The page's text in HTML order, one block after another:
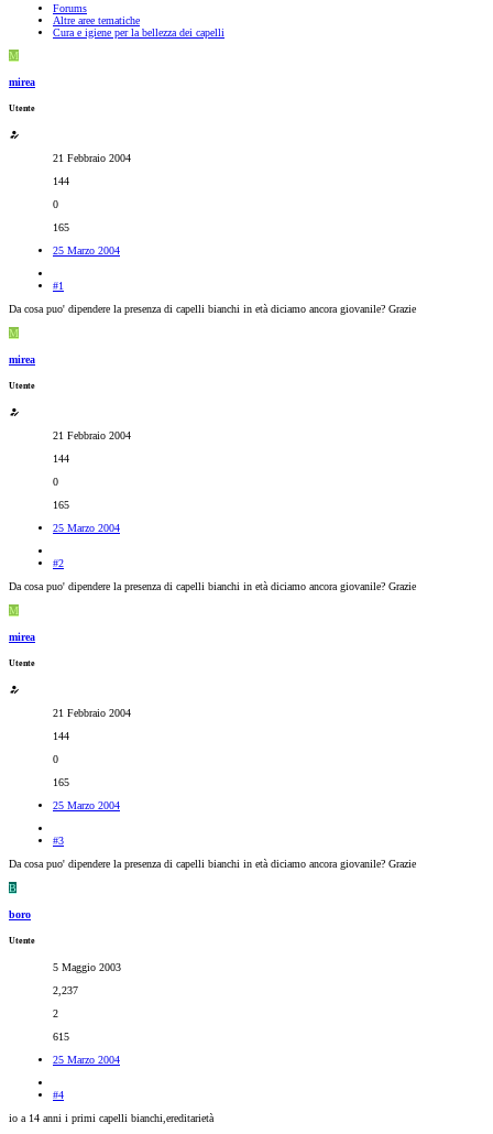
Forums
Altre aree tematiche
Cura e igiene per la bellezza dei capelli
M
mirea
Utente
21 Febbraio 2004
144
0
165
25 Marzo 2004
#1
Da cosa puo' dipendere la presenza di capelli bianchi in età diciamo ancora giovanile? Grazie
M
mirea
Utente
21 Febbraio 2004
144
0
165
25 Marzo 2004
#2
Da cosa puo' dipendere la presenza di capelli bianchi in età diciamo ancora giovanile? Grazie
M
mirea
Utente
21 Febbraio 2004
144
0
165
25 Marzo 2004
#3
Da cosa puo' dipendere la presenza di capelli bianchi in età diciamo ancora giovanile? Grazie
B
boro
Utente
5 Maggio 2003
2,237
2
615
25 Marzo 2004
#4
io a 14 anni i primi capelli bianchi,ereditarietà